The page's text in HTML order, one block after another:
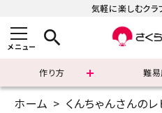
気軽に楽しむクラ
メニュー search
作り方 難
まずはこちら
ホーム くんちゃんさんの